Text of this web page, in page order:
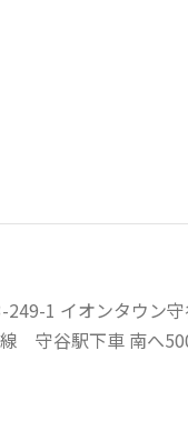
1 イオンタウン
守谷駅下車 南へ